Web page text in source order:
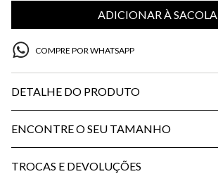
ADICIONAR À SACOLA
COMPRE POR WHATSAPP
DETALHE DO PRODUTO
ENCONTRE O SEU TAMANHO
TROCAS E DEVOLUÇÕES